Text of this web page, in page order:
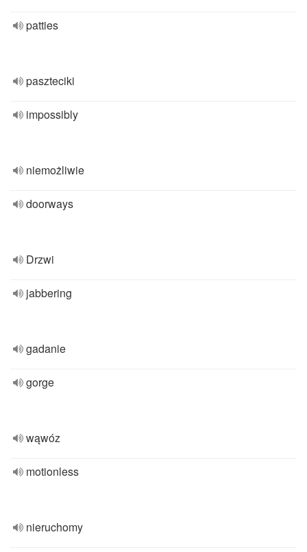
patties
paszteciki
impossibly
niemożliwie
doorways
Drzwi
jabbering
gadanie
gorge
wąwóz
motionless
nieruchomy